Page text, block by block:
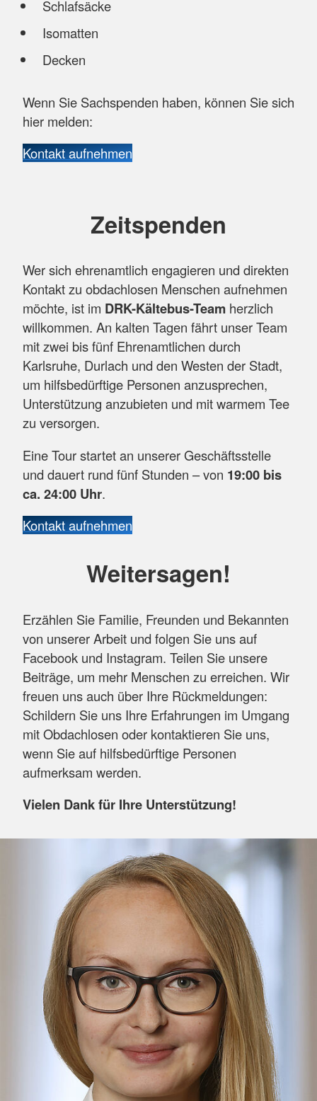
Schlafsäcke
Isomatten
Decken
Wenn Sie Sachspenden haben, können Sie sich
hier melden:
Kontakt aufnehmen
Zeitspenden
Wer sich ehrenamtlich engagieren und direkten
Kontakt zu obdachlosen Menschen aufnehmen
möchte, ist im DRK-Kältebus-Team herzlich
willkommen. An kalten Tagen fährt unser Team
mit zwei bis fünf Ehrenamtlichen durch
Karlsruhe, Durlach und den Westen der Stadt,
um hilfsbedürftige Personen anzusprechen,
Unterstützung anzubieten und mit warmem Tee
zu versorgen.
Eine Tour startet an unserer Geschäftsstelle
und dauert rund fünf Stunden – von 19:00 bis
ca. 24:00 Uhr.
Kontakt aufnehmen
Weitersagen!
Erzählen Sie Familie, Freunden und Bekannten
von unserer Arbeit und folgen Sie uns auf
Facebook und Instagram. Teilen Sie unsere
Beiträge, um mehr Menschen zu erreichen. Wir
freuen uns auch über Ihre Rückmeldungen:
Schildern Sie uns Ihre Erfahrungen im Umgang
mit Obdachlosen oder kontaktieren Sie uns,
wenn Sie auf hilfsbedürftige Personen
aufmerksam werden.
Vielen Dank für Ihre Unterstützung!